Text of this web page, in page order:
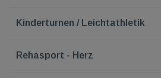
Kinderturnen / Leichtathletik
Rehasport - Herz